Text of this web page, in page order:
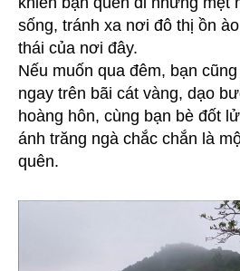
sống, tránh xa nơi đô thị ồn
thái của nơi đây.
Nếu muốn qua đêm, bạn
ngay trên bãi cát vàng, dạo
hoàng hôn, cùng bạn bè đốt
ánh trăng ngà chắc chắn là
quên.